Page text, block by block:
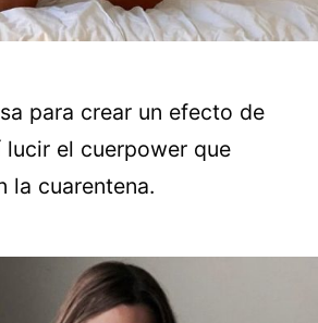
para crear un efecto de
el cuerpower que
la cuarentena.